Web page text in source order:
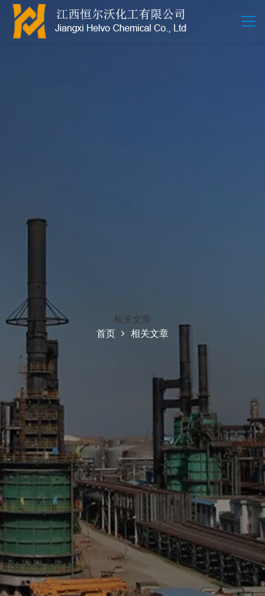
相关文章
首页
相关文章